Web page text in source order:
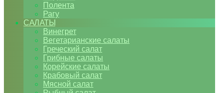
Полента
Рагу
САЛАТЫ
Винегрет
Вегетарианские салаты
Греческий салат
Грибные салаты
Корейские салаты
Крабовый салат
Мясной салат